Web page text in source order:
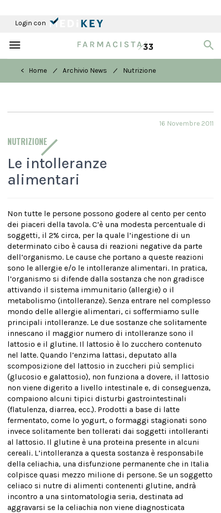
Login con
Toggle
< Home
/ Archivio News / Nutrizione
NUTRIZIONE
16 Novembre 2011
Le intolleranze
alimentari
Non tutte le persone possono godere al cento per cento
dei piaceri della tavola. C’è una modesta percentuale di
soggetti, il 2% circa, per la quale l’ingestione di un
determinato cibo è causa di reazioni negative da parte
dell’organismo. Le cause che portano a queste reazioni
sono le allergie e/o le intolleranze alimentari. In pratica,
l’organismo si difende dalla sostanza che non gradisce
attivando il sistema immunitario (allergie) o il
metabolismo (intolleranze). Senza entrare nel complesso
mondo delle allergie alimentari, ci soffermiamo sulle
principali intolleranze. Le due sostanze che solitamente
innescano il maggior numero di intolleranze sono il
lattosio e il glutine. Il lattosio è lo zucchero contenuto
nel latte. Quando l’enzima lattasi, deputato alla
scomposizione del lattosio in zuccheri più semplici
(glucosio e galattosio), non funziona a dovere, il lattosio
non viene digerito a livello intestinale e, di conseguenza,
compaiono alcuni tipici disturbi gastrointestinali
(flatulenza, diarrea, ecc.). Prodotti a base di latte
fermentato, come lo yogurt, o formaggi stagionati sono
invece solitamente ben tollerati dai soggetti intolleranti
al lattosio. Il glutine è una proteina presente in alcuni
cereali. L’intolleranza a questa sostanza è responsabile
della celiachia, una disfunzione permanente che in Italia
colpisce quasi mezzo milione di persone. Se un soggetto
celiaco si nutre di alimenti contenenti glutine, andrà
incontro a una sintomatologia seria, destinata ad
aggravarsi se la celiachia non viene diagnosticata